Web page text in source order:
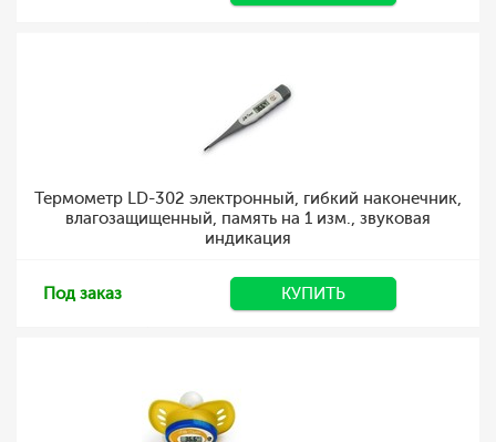
Термометр LD-302 электронный, гибкий наконечник,
влагозащищенный, память на 1 изм., звуковая
индикация
Под заказ КУПИТЬ